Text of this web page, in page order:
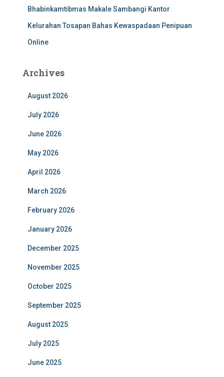
Bhabinkamtibmas Makale Sambangi Kantor
Kelurahan Tosapan Bahas Kewaspadaan Penipuan
Online
Archives
August 2026
July 2026
June 2026
May 2026
April 2026
March 2026
February 2026
January 2026
December 2025
November 2025
October 2025
September 2025
August 2025
July 2025
June 2025